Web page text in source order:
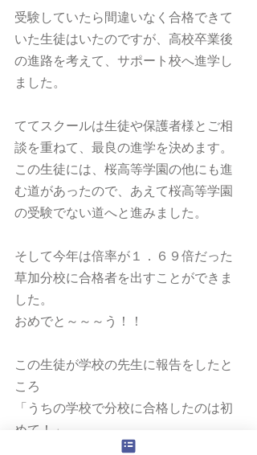
受験していたら間違いなく合格できて
いた生徒はいたのですが、高校卒業後
の進路を考えて、サポート校へ進学し
ました。
ててスクールは生徒や保護者様とご相
談を重ねて、最良の進学を決めます。
この生徒には、桜高等学園の他にも進
む道があったので、あえて桜高等学園
の受験でない道へと進みました。
そして今年は倍率が１．６９倍だった
草加分校に合格者を出すことができま
した。
おめでと～～～う！！
この生徒が学校の先生に報告をしたと
ころ
「うちの学校で分校に合格したのは初
めて！」